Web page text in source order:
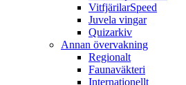
VitfjärilarSpeed
Juvela vingar
Quizarkiv
Annan övervakning
Regionalt
Faunaväkteri
Internationellt